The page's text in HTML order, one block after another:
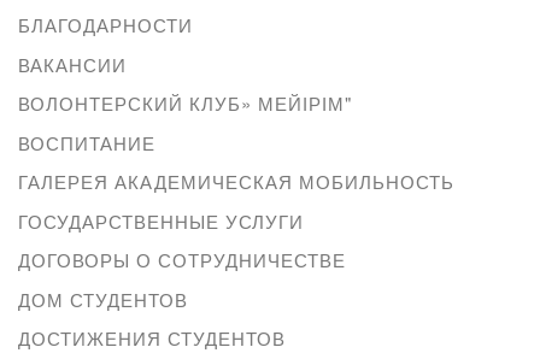
БЛАГОДАРНОСТИ
ВАКАНСИИ
ВОЛОНТЕРСКИЙ КЛУБ» МЕЙІРІМ"
ВОСПИТАНИЕ
ГАЛЕРЕЯ АКАДЕМИЧЕСКАЯ МОБИЛЬНОСТЬ
ГОСУДАРСТВЕННЫЕ УСЛУГИ
ДОГОВОРЫ О СОТРУДНИЧЕСТВЕ
ДОМ СТУДЕНТОВ
ДОСТИЖЕНИЯ СТУДЕНТОВ